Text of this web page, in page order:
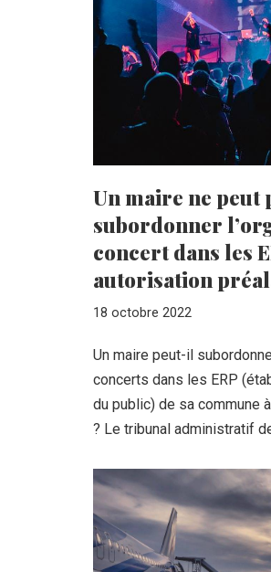
Un maire ne peut
subordonner
concert dans les
autorisation
18 octobre 2022
Un maire peut-il
concerts dans les ERP
du public) de sa commune
? Le tribunal administratif